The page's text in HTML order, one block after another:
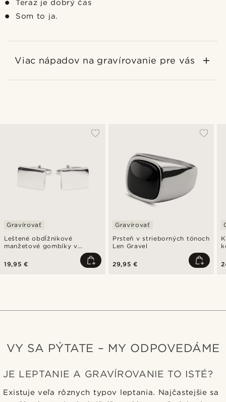
Teraz je dobrý čas
Som to ja.
Viac nápadov na gravírovanie pre vás
Leštené obdĺžnikové
manžetové gombíky v
Gravírovať
19,95 €
Prsteň v strieborných tónoch
Len Gravel
Gravírovať
29,95 €
VY SA PÝTATE – MY ODPOVEDÁME
JE LEPTANIE A GRAVÍROVANIE TO ISTÉ?
Existuje veľa rôznych typov leptania. Najčastejšie sa